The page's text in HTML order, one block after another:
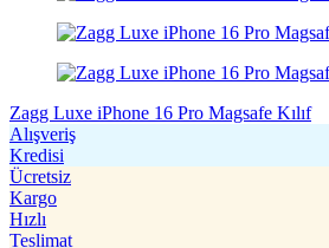
Zagg Luxe iPhone 16 Pro Magsafe Kılıf
Alışveriş
Kredisi
Ücretsiz
Kargo
Hızlı
Teslimat